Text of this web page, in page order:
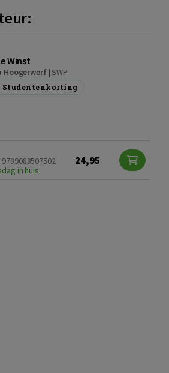
Winst
Hoogerwerf|SWP
Studentenkorting
in huis
24,95